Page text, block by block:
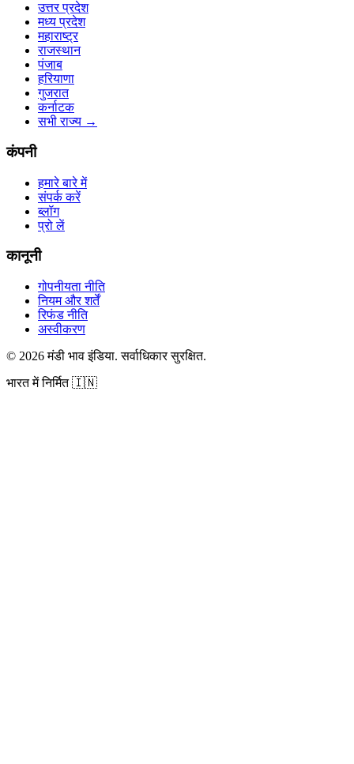
उत्तर प्रदेश
मध्य प्रदेश
महाराष्ट्र
राजस्थान
पंजाब
हरियाणा
गुजरात
कर्नाटक
सभी राज्य →
कंपनी
हमारे बारे में
संपर्क करें
ब्लॉग
प्रो लें
कानूनी
गोपनीयता नीति
नियम और शर्तें
रिफंड नीति
अस्वीकरण
© 2026 मंडी भाव इंडिया.सर्वाधिकार सुरक्षित.
भारत में निर्मित🇮🇳